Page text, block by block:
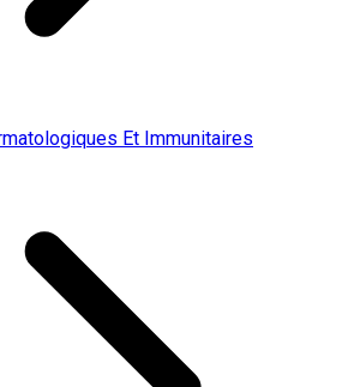
Et Immunitaires